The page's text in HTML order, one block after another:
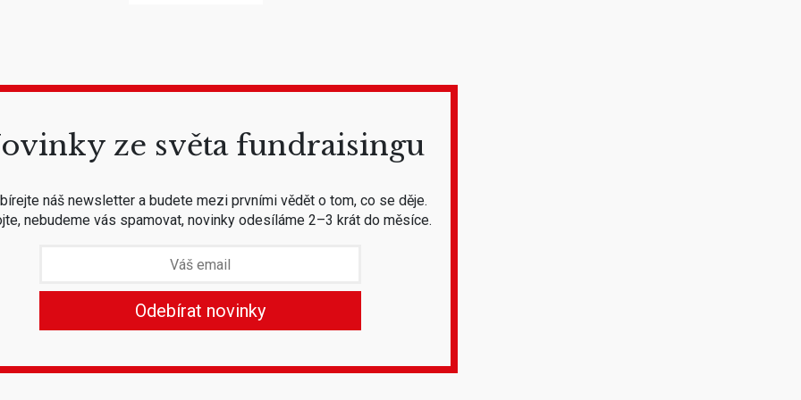
ze světa fundraisingu
náš newsletter a budete mezi prvními vědět o tom, co se děje.
nebudeme vás spamovat, novinky odesíláme 2–3 krát do měsíce.